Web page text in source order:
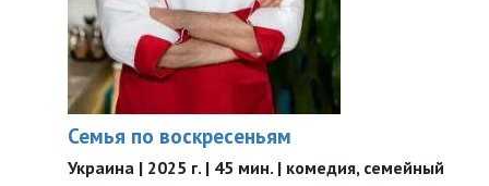
Семья по воскресеньям
Украина | 2025 г. | 45 мин. | комедия, семейный